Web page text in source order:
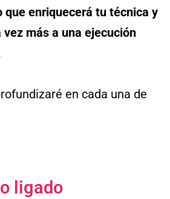
que enriquecerá tu técnica y
más a una ejecución
en cada una de
ligado